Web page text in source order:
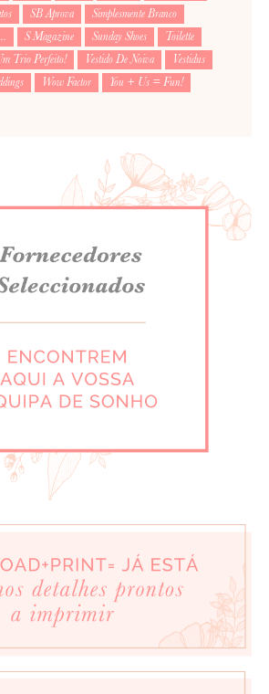
SB Aprova
Simplesmente Branco
S Magazine Sunday Shoes
Toilette
Trio Perfeito! Vestido De Noiva
Vestidus
Wow Factor
You + Us = Fun!